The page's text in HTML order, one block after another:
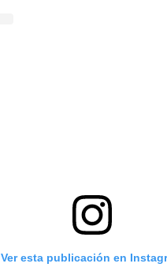
Ver esta publicación en